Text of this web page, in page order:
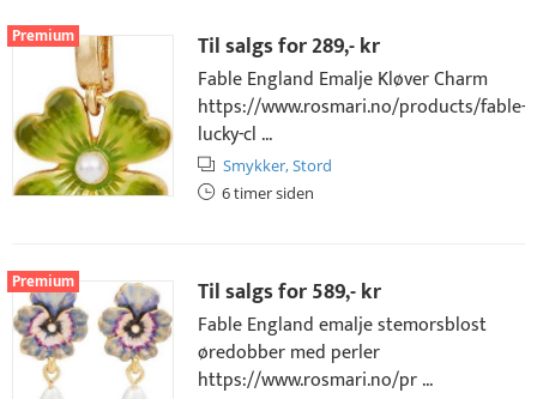
Premium Til salgs for289,- kr
Fable England Emalje Kløver Charm
https://www.rosmari.no/products/fable-
lucky-cl ...
Smykker,Stord
6 timer siden
Premium Til salgs for589,- kr
Fable England emalje stemorsblost
øredobber med perler
https://www.rosmari.no/pr ...